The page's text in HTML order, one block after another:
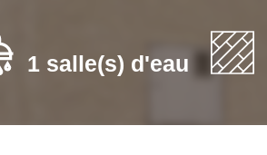
1 salle(s) d'eau